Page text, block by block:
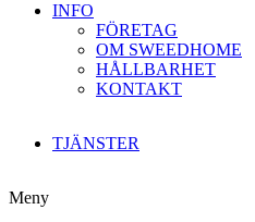
INFO
FÖRETAG
OM SWEEDHOME
HÅLLBARHET
KONTAKT
TJÄNSTER
Meny